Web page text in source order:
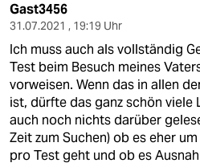
Gast3456
31.07.2021 , 19:19 Uhr
Ich muss auch als vollständig
Test beim Besuch meines
vorweisen. Wenn das in allen
ist, dürfte das ganz schön viele
auch noch nichts darüber
Zeit zum Suchen) ob es eher
pro Test geht und ob es